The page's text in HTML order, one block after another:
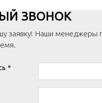
ЗВОНОК
заявку! Наши менеджеры
*